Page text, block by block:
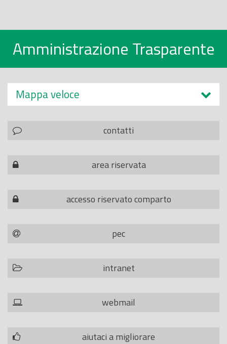
Amministrazione Trasparente
Mappa veloce
contatti
area riservata
accesso riservato comparto
pec
intranet
webmail
aiutaci a migliorare